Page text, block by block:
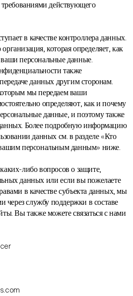
требованиями действующего
в качестве контроллера данных.
которая определяет, как
персональные данные.
также
данных другим сторонам.
мы передаем ваши
определяют, как и почему
данные, и поэтому также
Более подробную информацию
данных см. в разделе «Кто
персональным данным» ниже.
либо вопросов о защите,
данных или если вы пожелаете
в качестве субъекта данных, мы
через службу поддержки в составе
Вы также можете связаться с нами